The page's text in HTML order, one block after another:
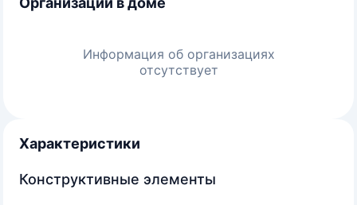
Информация об организациях
отсутствует
Характеристики
Конструктивные элементы